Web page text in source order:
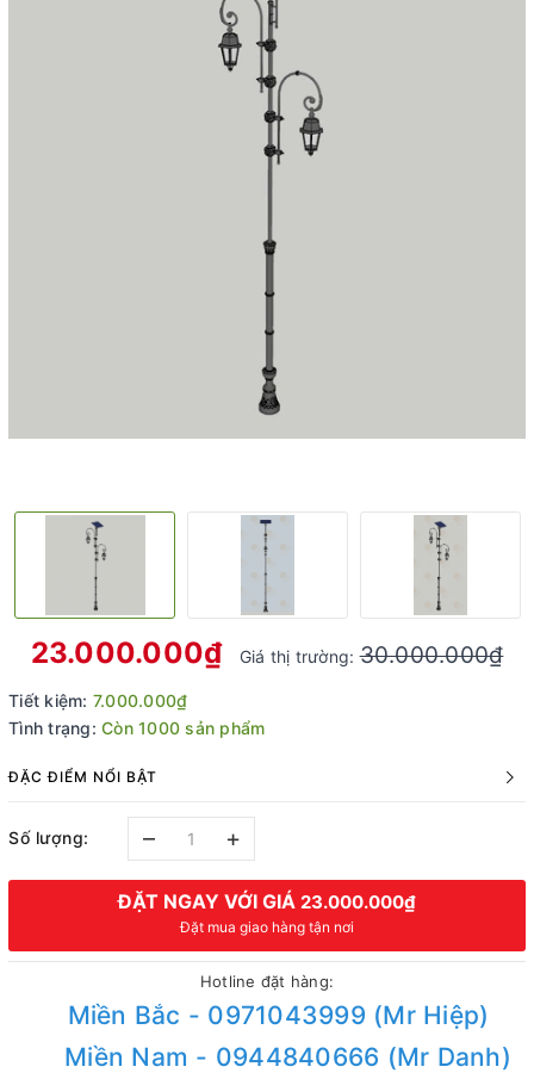
23.000.000₫ Giá thị trường:30.000.000₫
Tiết kiệm: 7.000.000₫
Tình trạng: Còn 1000 sản phẩm
ĐẶC ĐIỂM NỔI BẬT
Số lượng: – +
ĐẶT NGAY VỚI GIÁ 23.000.000₫
Đặt mua giao hàng tận nơi
Hotline đặt hàng:
Miền Bắc - 0971043999 (Mr Hiệp)
Miền Nam - 0944840666 (Mr Danh)